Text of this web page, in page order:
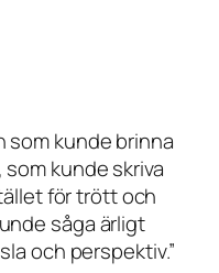
som kunde brinna
kunde skriva
för trött och
såga ärligt
och perspektiv.”